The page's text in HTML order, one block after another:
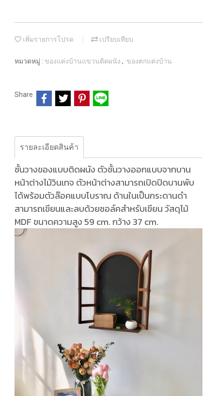
เพิ่มรายการโปรด เปรียบเทียบ
หมวดหมู่ : ของแต่งบ้านแขวนติดผนัง , ของตกแต่งบ้าน
Share
รายละเอียดสินค้า
ชั้นวางของแบบติดผนัง ตัวชั้นวางออกแบบจากบาน
หน้าต่างไม้วินเทจ ตัวหน้าต่างสามารถเปิดปิดบานพับ
ได้พร้อมตัวล๊อคแบบโบราณ ด้านในเป็นกระดานดำ
สามารถเขียนและลบด้วยชอล์คสำหรับเขียน วัสดุไม้
MDF ขนาดความสูง 59 cm. กว้าง 37 cm.